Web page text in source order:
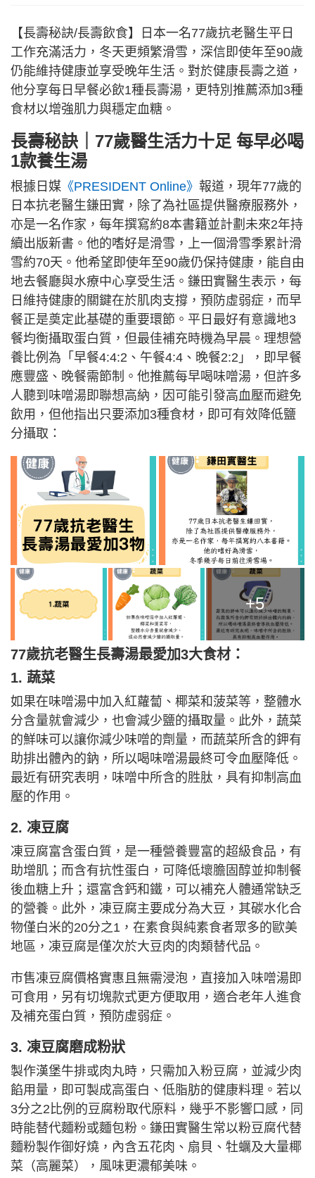
【長壽秘訣/長壽飲食】日本一名77歲抗老醫生平日
工作充滿活力，冬天更頻繁滑雪，深信即使年至90歲
仍能維持健康並享受晚年生活。對於健康長壽之道，
他分享每日早餐必飲1種長壽湯，更特別推薦添加3種
食材以增強肌力與穩定血糖。
長壽秘訣｜77歲醫生活力十足 每早必喝
1款養生湯
根據日媒 《PRESIDENT Online》 報道，現年77歲的
日本抗老醫生鎌田實，除了為社區提供醫療服務外，
亦是一名作家，每年撰寫約8本書籍並計劃未來2年持
續出版新書。他的嗜好是滑雪，上一個滑雪季累計滑
雪約70天。他希望即使年至90歲仍保持健康，能自由
地去餐廳與水療中心享受生活。鎌田實醫生表示，每
日維持健康的關鍵在於肌肉支撐，預防虛弱症，而早
餐正是奠定此基礎的重要環節。平日最好有意識地3
餐均衡攝取蛋白質，但最佳補充時機為早晨。理想營
養比例為「早餐4:4:2、午餐4:4、晚餐2:2」，即早餐
應豐盛、晚餐需節制。他推薦每早喝味噌湯，但許多
人聽到味噌湯即聯想高納，因可能引發高血壓而避免
飲用，但他指出只要添加3種食材，即可有效降低鹽
分攝取：
+5
77歲抗老醫生長壽湯最愛加3大食材：
1. 蔬菜
如果在味噌湯中加入紅蘿蔔、椰菜和菠菜等，整體水
分含量就會減少，也會減少鹽的攝取量。此外，蔬菜
的鮮味可以讓你減少味噌的劑量，而蔬菜所含的鉀有
助排出體內的鈉，所以喝味噌湯最終可令血壓降低。
最近有研究表明，味噌中所含的胜肽，具有抑制高血
壓的作用。
2. 凍豆腐
凍豆腐富含蛋白質，是一種營養豐富的超級食品，有
助增肌；而含有抗性蛋白，可降低壞膽固醇並抑制餐
後血糖上升；還富含鈣和鐵，可以補充人體通常缺乏
的營養。此外，凍豆腐主要成分為大豆，其碳水化合
物僅白米的20分之1，在素食與純素食者眾多的歐美
地區，凍豆腐是僅次於大豆肉的肉類替代品。
市售凍豆腐價格實惠且無需浸泡，直接加入味噌湯即
可食用，另有切塊款式更方便取用，適合老年人進食
及補充蛋白質，預防虛弱症。
3. 凍豆腐磨成粉狀
製作漢堡牛排或肉丸時，只需加入粉豆腐，並減少肉
餡用量，即可製成高蛋白、低脂肪的健康料理。若以
3分之2比例的豆腐粉取代原料，幾乎不影響口感，同
時能替代麵粉或麵包粉。鎌田實醫生常以粉豆腐代替
麵粉製作御好燒，內含五花肉、扇貝、牡蠣及大量椰
菜（高麗菜），風味更濃郁美味。